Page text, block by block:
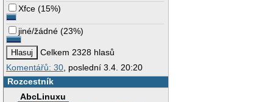
Xfce (15%)
jiné/žádné (23%)
Celkem 2328 hlasů
Komentářů: 30, poslední 3.4. 20:20
Rozcestník
AbcLinuxu